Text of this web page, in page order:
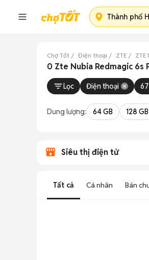
Thành phố
Chợ Tốt Điện thoại ZTE ZTE
0 Zte Nubia Redmagic 6s
Lọc Điện thoại 67
Dung lượng: 64 GB 128 GB
Siêu thị điện tử
Tất cả Cá nhân Bán